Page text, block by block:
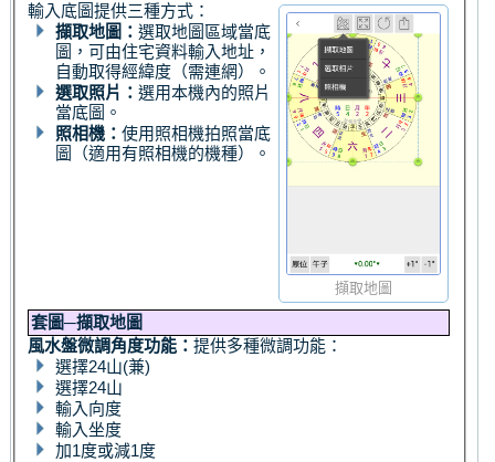
擷取地圖
輸入底圖提供三種方式：
擷取地圖：選取地圖區域當底
圖，可由住宅資料輸入地址，
自動取得經緯度（需連網）。
選取照片：選用本機內的照片
當底圖。
照相機：使用照相機拍照當底
圖（適用有照相機的機種）。
套圖─擷取地圖
風水盤微調角度功能：提供多種微調功能：
選擇24山(兼)
選擇24山
輸入向度
輸入坐度
加1度或減1度